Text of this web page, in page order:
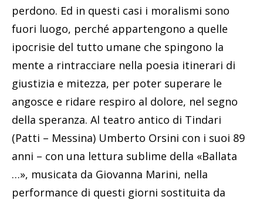
perdono. Ed in questi casi i moralismi sono
fuori luogo, perché appartengono a quelle
ipocrisie del tutto umane che spingono la
mente a rintracciare nella poesia itinerari di
giustizia e mitezza, per poter superare le
angosce e ridare respiro al dolore, nel segno
della speranza. Al teatro antico di Tindari
(Patti – Messina) Umberto Orsini con i suoi 89
anni – con una lettura sublime della «Ballata
…», musicata da Giovanna Marini, nella
performance di questi giorni sostituita da